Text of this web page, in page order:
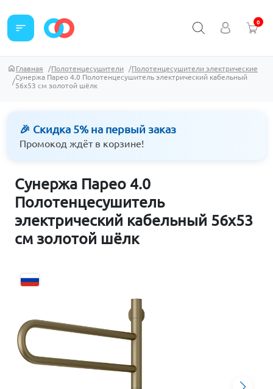
sort 0
Главная Полотенцесушители
Полотенцесушители электрические
Сунержа Парео 4.0 Полотенцесушитель электрический кабельный
56х53 см золотой шёлк
🎉 Скидка 5% на первый заказ
Промокод ждёт в корзине!
Сунержа Парео 4.0
Полотенцесушитель
электрический кабельный 56х53
см золотой шёлк